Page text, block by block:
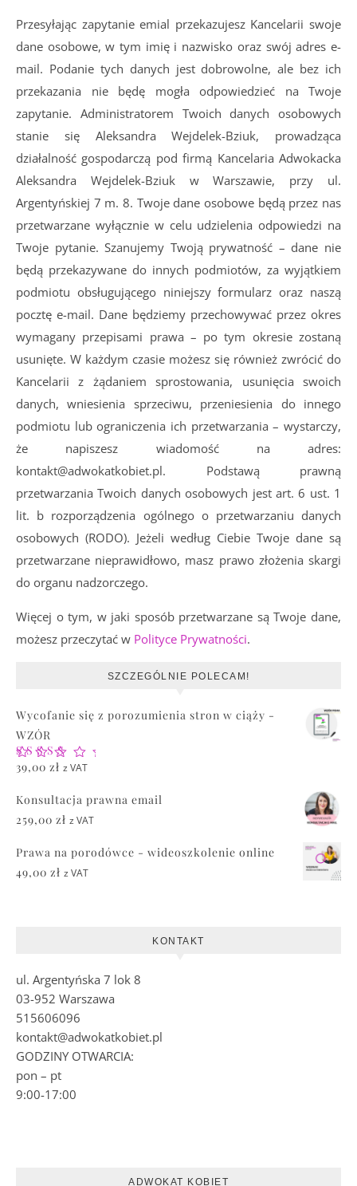
Przesyłając zapytanie emial przekazujesz Kancelarii swoje
dane osobowe, w tym imię i nazwisko oraz swój adres e-
mail. Podanie tych danych jest dobrowolne, ale bez ich
przekazania nie będę mogła odpowiedzieć na Twoje
zapytanie. Administratorem Twoich danych osobowych
stanie się Aleksandra Wejdelek-Bziuk, prowadząca
działalność gospodarczą pod firmą Kancelaria Adwokacka
Aleksandra Wejdelek-Bziuk w Warszawie, przy ul.
Argentyńskiej 7 m. 8. Twoje dane osobowe będą przez nas
przetwarzane wyłącznie w celu udzielenia odpowiedzi na
Twoje pytanie. Szanujemy Twoją prywatność – dane nie
będą przekazywane do innych podmiotów, za wyjątkiem
podmiotu obsługującego niniejszy formularz oraz naszą
pocztę e-mail. Dane będziemy przechowywać przez okres
wymagany przepisami prawa – po tym okresie zostaną
usunięte. W każdym czasie możesz się również zwrócić do
Kancelarii z żądaniem sprostowania, usunięcia swoich
danych, wniesienia sprzeciwu, przeniesienia do innego
podmiotu lub ograniczenia ich przetwarzania – wystarczy,
że napiszesz wiadomość na adres:
kontakt@adwokatkobiet.pl. Podstawą prawną
przetwarzania Twoich danych osobowych jest art. 6 ust. 1
lit. b rozporządzenia ogólnego o przetwarzaniu danych
osobowych (RODO). Jeżeli według Ciebie Twoje dane są
przetwarzane nieprawidłowo, masz prawo złożenia skargi
do organu nadzorczego.
Więcej o tym, w jaki sposób przetwarzane są Twoje dane,
możesz przeczytać w Polityce Prywatności.
SZCZEGÓLNIE POLECAM!
Wycofanie się z porozumienia stron w ciąży -
WZÓR
Oceniono
5.00
39,00 zł z VAT
Konsultacja prawna email
259,00 zł z VAT
Prawa na porodówce - wideoszkolenie online
49,00 zł z VAT
KONTAKT
ul. Argentyńska 7 lok 8
03-952 Warszawa
515606096
kontakt@adwokatkobiet.pl
GODZINY OTWARCIA:
pon – pt
9:00-17:00
ADWOKAT KOBIET